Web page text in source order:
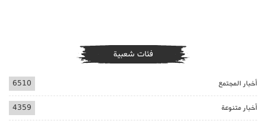
فئات شعبية
أخبار المجتمع 6510
أخبار متنوعة 4359